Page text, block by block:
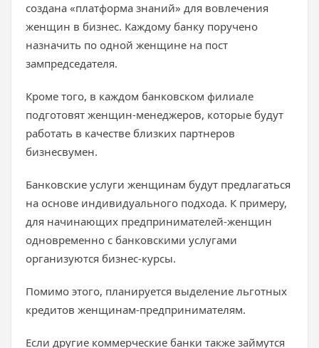
создана «платформа знаний» для вовлечения
женщин в бизнес. Каждому банку поручено
назначить по одной женщине на пост
зампредседателя.
Кроме того, в каждом банковском филиале
подготовят женщин-менеджеров, которые будут
работать в качестве близких партнеров
бизнесвумен.
Банковские услуги женщинам будут предлагаться
на основе индивидуального подхода. К примеру,
для начинающих предпринимателей-женщин
одновременно с банковскими услугами
организуются бизнес-курсы.
Помимо этого, планируется выделение льготных
кредитов женщинам-предпринимателям.
Если другие коммерческие банки также займутся